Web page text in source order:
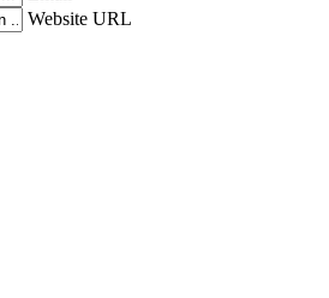
Website URL